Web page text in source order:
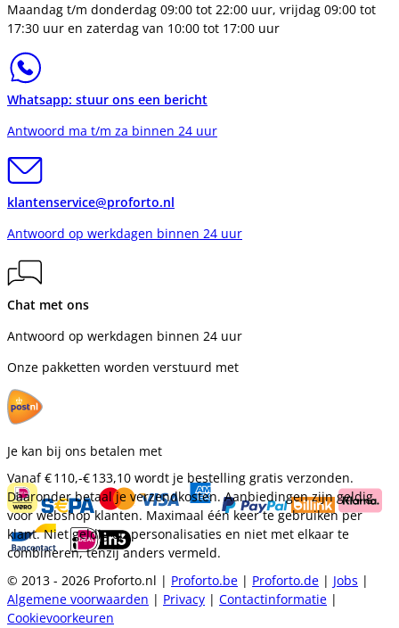
Maandag t/m donderdag 09:00 tot 22:00 uur, vrijdag 09:00 tot
17:30 uur en zaterdag van 10:00 tot 17:00 uur
Whatsapp: stuur ons een bericht
Antwoord ma t/m za binnen 24 uur
klantenservice@proforto.nl
Antwoord op werkdagen binnen 24 uur
Chat met ons
Antwoord op werkdagen binnen 24 uur
Onze pakketten worden verstuurd met
Je kan bij ons betalen met
Vanaf€ 110,-€ 133,10 wordt je bestelling gratis verzonden.
Daaronder betaal je verzendkosten. Aanbiedingen zijn geldig
voor webshop klanten. Maximaal één keer te gebruiken per
klant. Niet geldig op personalisaties en niet met elkaar te
combineren, tenzij anders vermeld.
© 2013 - 2026 Proforto.nl | Proforto.be | Proforto.de | Jobs |
Algemene voorwaarden | Privacy | Contactinformatie |
Cookievoorkeuren